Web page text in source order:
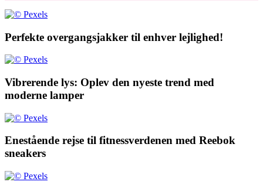
Perfekte overgangsjakker til enhver lejlighed!
Vibrerende lys: Oplev den nyeste trend med
moderne lamper
Enestående rejse til fitnessverdenen med Reebok
sneakers